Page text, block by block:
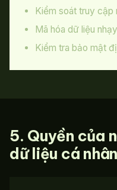
Kiểm soát truy cập
Mã hóa dữ liệu
Kiểm tra bảo mật
5. Quyền của
dữ liệu cá nhân